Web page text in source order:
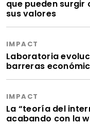
que pueden surgir
sus valores
IMPACT
Laboratoria
barreras
IMPACT
La “teoría del
acabando con la